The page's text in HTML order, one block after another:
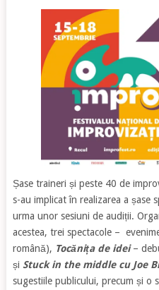
Șase traineri și peste 40 de
s-au implicat în realizarea a șase
urma unor sesiuni de audiții.
acestea, trei spectacole –
română), Tocănița de idei–
și Stuck in the middle cu Joe
sugestiile publicului, precum și o